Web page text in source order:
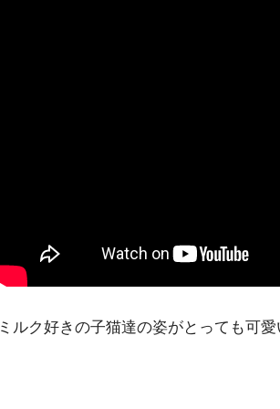
ミルク好きの子猫達の姿がとっても可